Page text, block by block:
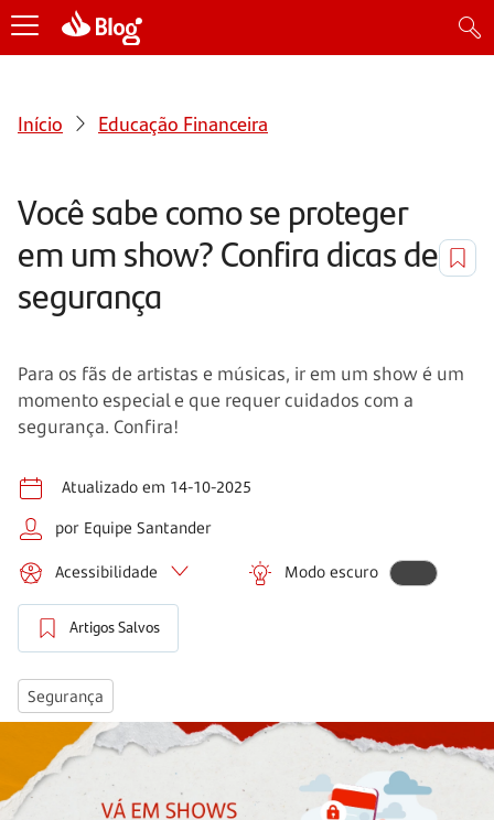
Início Educação Financeira
Você sabe como se proteger
em um show? Confira dicas de
segurança
Para os fãs de artistas e músicas, ir em um show é um
momento especial e que requer cuidados com a
segurança. Confira!
Atualizado em 14-10-2025
por Equipe Santander
Acessibilidade Modo escuro
Artigos Salvos
Segurança